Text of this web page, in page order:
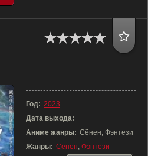
Год: 2023
Дата выхода:
Аниме жанры: Сёнен, Фэнтези
Жанры: Сёнен, Фэнтези